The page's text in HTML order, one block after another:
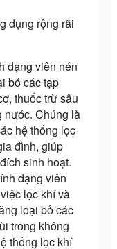
dụng rộng rãi
dạng viên nén
bỏ các tạp
thuốc trừ sâu
nước. Chúng là
hệ thống lọc
đình, giúp
sinh hoạt.
dạng viên
lọc khí và
loại bỏ các
trong không
thống lọc khí